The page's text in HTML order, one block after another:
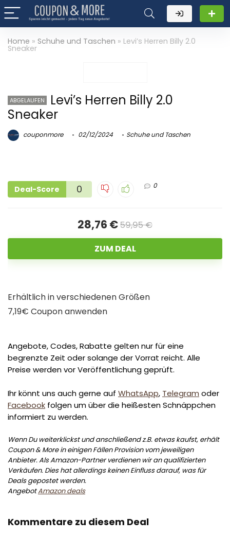
Home » Schuhe und Taschen » Levi’s Herren Billy 2.0
Sneaker
ABGELAUFEN
Levi’s Herren Billy 2.0
Sneaker
couponmore 02/12/2024 Schuhe und Taschen
Deal-Score 0 0
28,76 €59,95 €
ZUM DEAL
Erhältlich in verschiedenen Größen
7,19€ Coupon anwenden
Angebote, Codes, Rabatte gelten nur für eine
begrenzte Zeit oder solange der Vorrat reicht. Alle
Preise werden vor Veröffentlichung geprüft.
Ihr könnt uns auch gerne auf WhatsApp, Telegram oder
Facebook folgen um über die heißesten Schnäppchen
informiert zu werden.
Wenn Du weiterklickst und anschließend z.B. etwas kaufst, erhält
Coupon & More in einigen Fällen Provision vom jeweiligen
Anbieter. Als Amazon-Partner verdienen wir an qualifizierten
Verkäufen. Dies hat allerdings keinen Einfluss darauf, was für
Deals gepostet werden.
AngebotAmazon deals
Kommentare zu diesem Deal